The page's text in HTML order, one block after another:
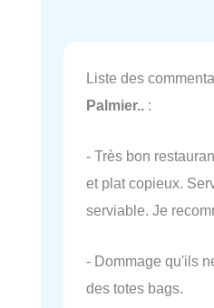
Liste des
Palmier.. :
- Très bon
et plat copieux.
serviable. Je
- Dommage qu'ils
des totes bags.